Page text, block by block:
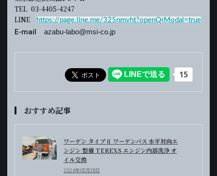
TEL 03-4405-4247
LINE
https://page.line.me/325nmvht?openQrModal=true
E-mail azabu-labo@msi-co.jp
おすすめ記事
ワーゲン タイプⅡ ワーゲンバス 水平対向エ
ンジン 整備 TEREXS エンジン内部洗浄 オ
イル交換
2024年05月18日